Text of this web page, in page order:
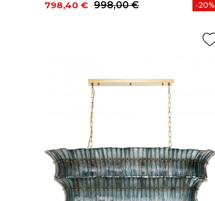
Prix
798,40 €
Prix de base998,00 € -20%